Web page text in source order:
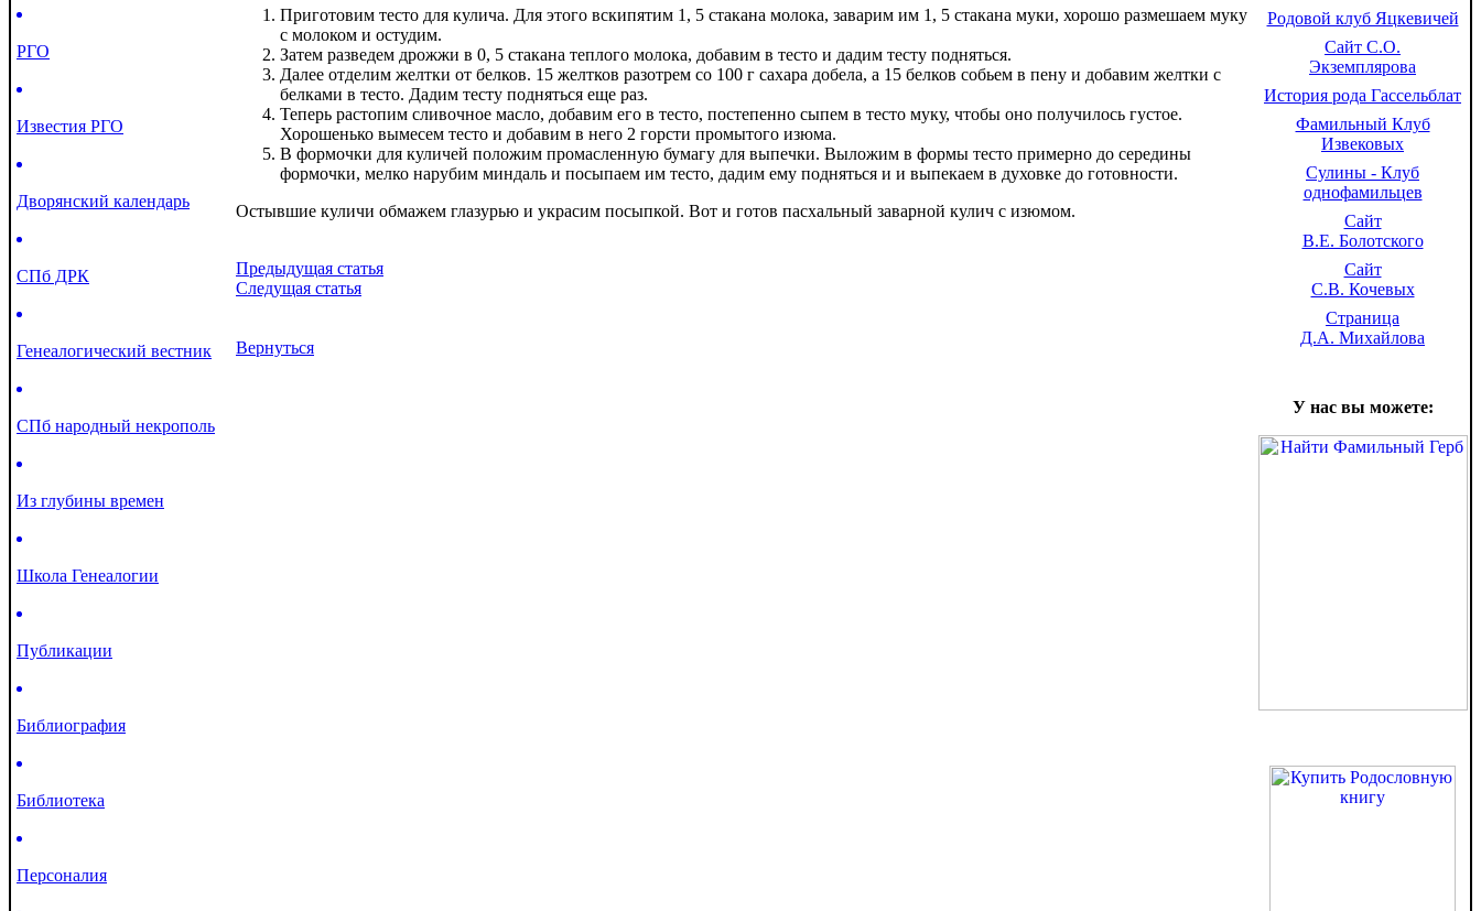
РГО
Известия РГО
Дворянский календарь
СПб ДРК
Генеалогический вестник
СПб народный некрополь
Из глубины времен
Школа Генеалогии
Публикации
Библиография
Библиотека
Персоналия
Приготовим тесто для кулича. Для этого вскипятим 1, 5 стакана молока, заварим им 1, 5 стакана муки, хорошо размешаем муку
с молоком и остудим.
Затем разведем дрожжи в 0, 5 стакана теплого молока, добавим в тесто и дадим тесту подняться.
Далее отделим желтки от белков. 15 желтков разотрем со 100 г сахара добела, а 15 белков собьем в пену и добавим желтки с
белками в тесто. Дадим тесту подняться еще раз.
Теперь растопим сливочное масло, добавим его в тесто, постепенно сыпем в тесто муку, чтобы оно получилось густое.
Хорошенько вымесем тесто и добавим в него 2 горсти промытого изюма.
В формочки для куличей положим промасленную бумагу для выпечки. Выложим в формы тесто примерно до середины
формочки, мелко нарубим миндаль и посыпаем им тесто, дадим ему подняться и и выпекаем в духовке до готовности.
Остывшие куличи обмажем глазурью и украсим посыпкой. Вот и готов пасхальный заварной кулич с изюмом.
Предыдущая статья
Следущая статья
Вернуться
Родовой клуб Яцкевичей
Сайт С.О.
Экземплярова
История рода Гассельблат
Фамильный Клуб
Извековых
Сулины - Клуб
однофамильцев
Сайт
В.Е. Болотского
Сайт
С.В. Кочевых
Страница
Д.А. Михайлова
У нас вы можете: